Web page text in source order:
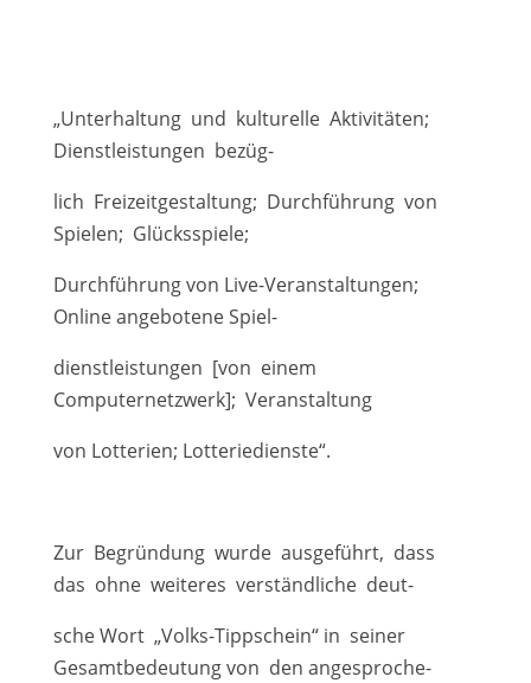
„Unterhaltung und kulturelle Aktivitäten;
Dienstleistungen bezüg-
lich Freizeitgestaltung; Durchführung von
Spielen; Glücksspiele;
Durchführung von Live-Veranstaltungen;
Online angebotene Spiel-
dienstleistungen [von einem
Computernetzwerk]; Veranstaltung
von Lotterien; Lotteriedienste“.
Zur Begründung wurde ausgeführt, dass
das ohne weiteres verständliche deut-
sche Wort „Volks-Tippschein“ in seiner
Gesamtbedeutung von den angesproche-